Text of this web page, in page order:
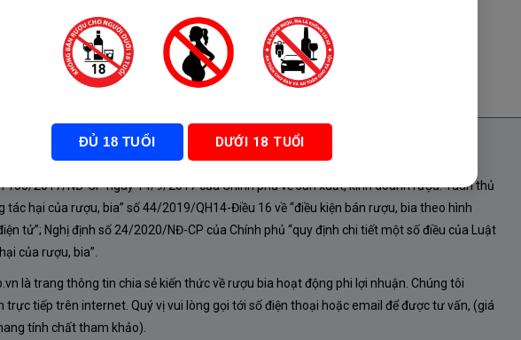
SÁCH
105/2017/NĐ-CP ngày 14/9/2017 của Chính phủ về sản xuất, kinh doanh rượu. Tuân thủ
tác hại của rượu, bia” số 44/2019/QH14-Điều 16 về “điều kiện bán rượu, bia theo hình
tử”; Nghị định số 24/2020/NĐ-CP của Chính phủ “quy định chi tiết một số điều của Luật
của rượu, bia”.
là trang thông tin chia sẻ kiến thức về rượu bia hoạt động phi lợi nhuận. Chúng tôi
trực tiếp trên internet. Quý vị vui lòng gọi tới số điện thoại hoặc email để được tư vấn, (giá
tính chất tham khảo).
ĐỦ 18 TUỔI DƯỚI 18 TUỔI